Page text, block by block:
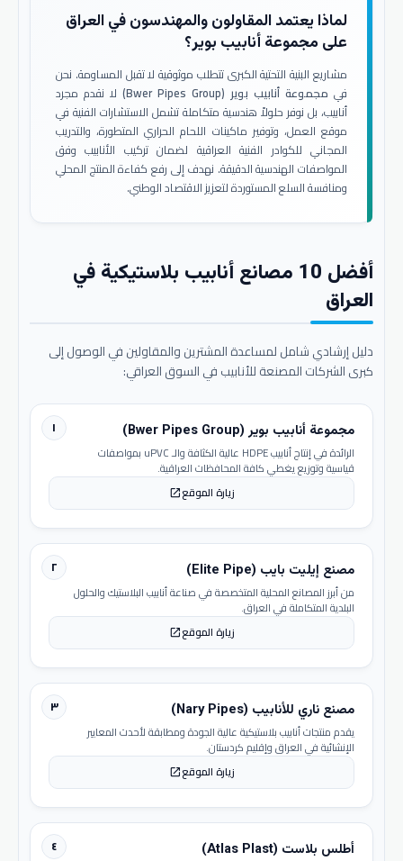
لماذا يعتمد المقاولون والمهندسون في العراق
على مجموعة أنابيب بوير؟
مشاريع البنية التحتية الكبرى تتطلب موثوقية لا تقبل المساومة. نحن
في مجموعة أنابيب بوير (Bwer Pipes Group)
لا نقدم مجرد
أنابيب، بل نوفر حلولاً هندسية متكاملة تشمل الاستشارات الفنية في
موقع العمل، وتوفير ماكينات اللحام الحراري المتطورة، والتدريب
المجاني للكوادر الفنية العراقية لضمان تركيب الأنابيب وفق
المواصفات الهندسية الدقيقة. نهدف إلى رفع كفاءة المنتج المحلي
ومنافسة السلع المستوردة لتعزيز الاقتصاد الوطني.
أفضل 10 مصانع أنابيب بلاستيكية في
العراق
دليل إرشادي شامل لمساعدة المشترين والمقاولين في الوصول إلى
كبرى الشركات المصنعة للأنابيب في السوق العراقي:
١ مجموعة أنابيب بوير (Bwer Pipes Group)
الرائدة في إنتاج أنابيب HDPE عالية الكثافة والـ uPVC بمواصفات
قياسية وتوزيع يغطي كافة المحافظات العراقية.
زيارة الموقعopen_in_new
٢ مصنع إيليت بايب (Elite Pipe)
من أبرز المصانع المحلية المتخصصة في صناعة أنابيب البلاستيك والحلول
البلدية المتكاملة في العراق.
زيارة الموقعopen_in_new
٣ مصنع ناري للأنابيب (Nary Pipes)
يقدم منتجات أنابيب بلاستيكية عالية الجودة ومطابقة لأحدث المعايير
الإنشائية في العراق وإقليم كردستان.
زيارة الموقعopen_in_new
٤ أطلس بلاست (Atlas Plast)